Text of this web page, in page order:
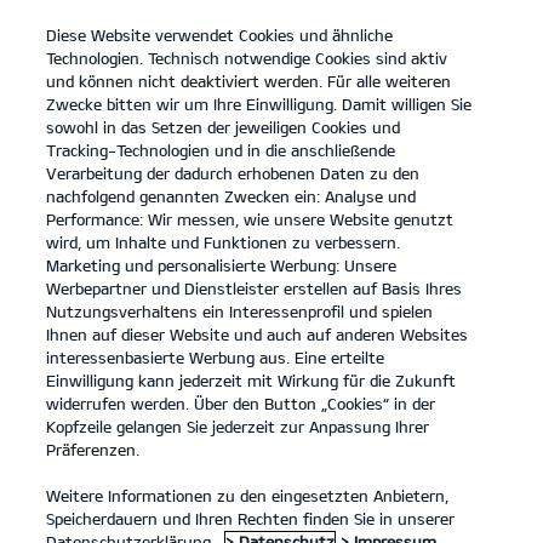
open
menu
KONTAKT
Motorengeräuschpegel
MOTORENGERÄUSCHPEGEL
Diese Website verwendet Cookies und ähnliche
Technologien. Technisch notwendige Cookies sind aktiv
und können nicht deaktiviert werden. Für alle weiteren
Zwecke bitten wir um Ihre Einwilligung. Damit willigen Sie
sowohl in das Setzen der jeweiligen Cookies und
Tracking-Technologien und in die anschließende
Verarbeitung der dadurch erhobenen Daten zu den
nachfolgend genannten Zwecken ein: Analyse und
Performance: Wir messen, wie unsere Website genutzt
wird, um Inhalte und Funktionen zu verbessern.
Marketing und personalisierte Werbung: Unsere
Werbepartner und Dienstleister erstellen auf Basis Ihres
Nutzungsverhaltens ein Interessenprofil und spielen
Ihnen auf dieser Website und auch auf anderen Websites
interessenbasierte Werbung aus. Eine erteilte
Einwilligung kann jederzeit mit Wirkung für die Zukunft
widerrufen werden. Über den Button „Cookies“ in der
Kopfzeile gelangen Sie jederzeit zur Anpassung Ihrer
Präferenzen.
Weitere Informationen zu den eingesetzten Anbietern,
Speicherdauern und Ihren Rechten finden Sie in unserer